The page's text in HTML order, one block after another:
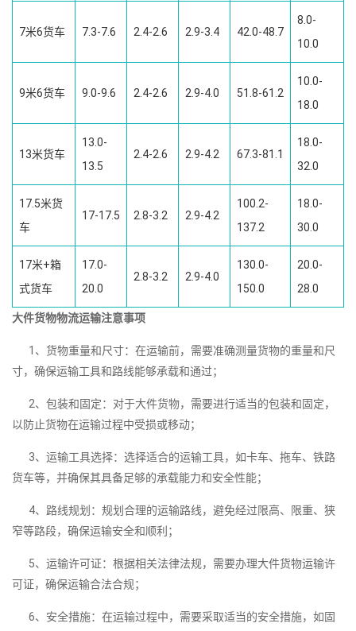
7米6货车 7.3-7.6 2.4-2.6 2.9-3.4 42.0-48.7
8.0-
10.0
9米6货车 9.0-9.6 2.4-2.6 2.9-4.0 51.8-61.2
10.0-
18.0
13米货车
13.0-
13.5
2.4-2.6 2.9-4.2 67.3-81.1
18.0-
32.0
17.5米货
车
17-17.5 2.8-3.2 2.9-4.2
100.2-
137.2
18.0-
30.0
17米+箱
式货车
17.0-
20.0
2.8-3.2 2.9-4.0
130.0-
150.0
20.0-
28.0
大件货物物流运输注意事项
1、货物重量和尺寸：在运输前，需要准确测量货物的重量和尺
寸，确保运输工具和路线能够承载和通过；
2、包装和固定：对于大件货物，需要进行适当的包装和固定，
以防止货物在运输过程中受损或移动；
3、运输工具选择：选择适合的运输工具，如卡车、拖车、铁路
货车等，并确保其具备足够的承载能力和安全性能；
4、路线规划：规划合理的运输路线，避免经过限高、限重、狭
窄等路段，确保运输安全和顺利；
5、运输许可证：根据相关法律法规，需要办理大件货物运输许
可证，确保运输合法合规；
6、安全措施：在运输过程中，需要采取适当的安全措施，如固